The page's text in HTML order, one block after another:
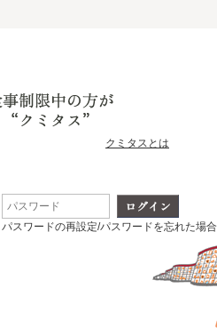
クミタスとは
パスワードの再設定/パスワードを忘れた場合